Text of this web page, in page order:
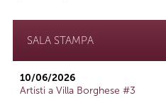
SALA STAMPA
10/06/2026
Artisti a Villa Borghese #3